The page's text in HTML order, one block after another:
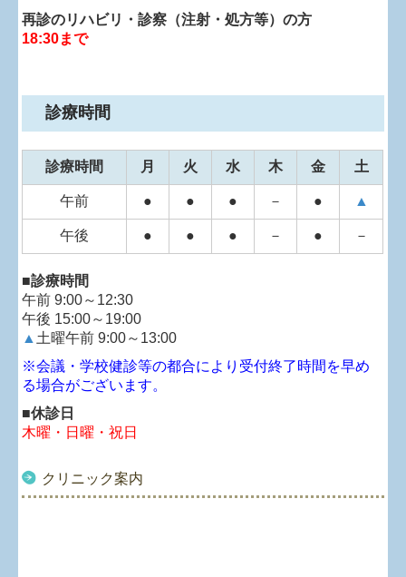
クリニック案内
再診のリハビリ・診察（注射・処方等）の方
18:30まで
診療時間
診療時間 月 火 水 木 金 土
午前 ● ● ● － ● ▲
午後 ● ● ● － ● －
■診療時間
午前 9:00～12:30
午後 15:00～19:00
▲ 土曜午前 9:00～13:00
※会議・学校健診等の都合により受付終了時間を早め
る場合がございます。
■休診日
木曜 ・日曜・祝日